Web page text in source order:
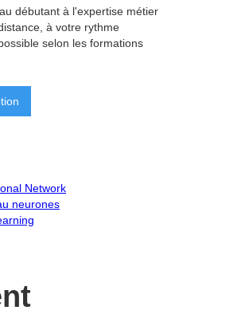
débutant à l'expertise métier
à votre rythme
selon les formations
Network
neurones